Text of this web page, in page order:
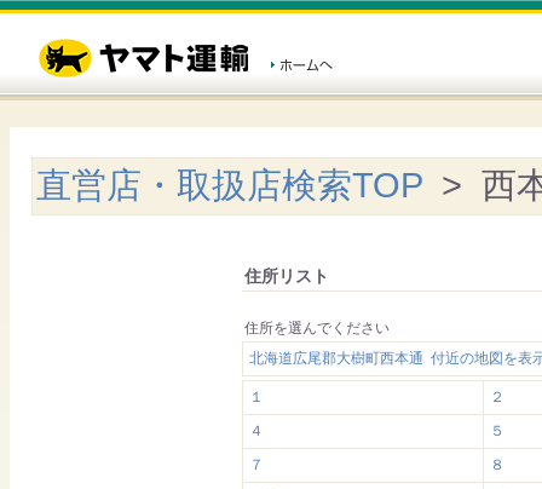
直営店・取扱店検索TOP > 西
住所リスト
住所を選んでください
北海道広尾郡大樹町西本通 付近の地図を表
１
２
４
５
７
８